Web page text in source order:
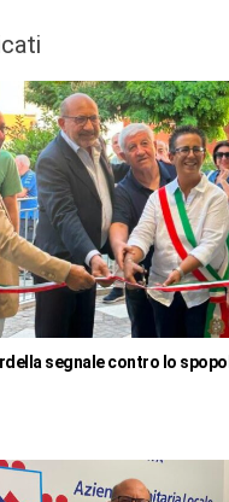
segnale contro lo